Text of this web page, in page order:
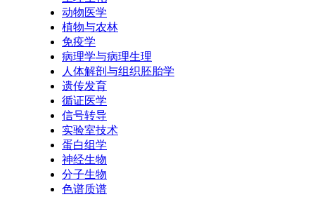
动物医学
植物与农林
免疫学
病理学与病理生理
人体解剖与组织胚胎学
遗传发育
循证医学
信号转导
实验室技术
蛋白组学
神经生物
分子生物
色谱质谱